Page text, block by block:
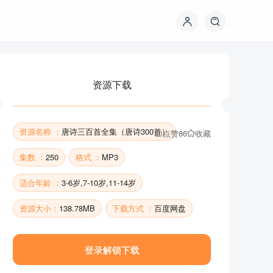
点赞86 收藏
资源下载
资源名称 ： 唐诗三百首全集（唐诗300首）
集数 ： 250 格式 ： MP3
适合年龄 ： 3-6岁,7-10岁,11-14岁
资源大小： 138.78MB 下载方式 ： 百度网盘
登录解锁下载
资源下载
唐诗三百首全集（唐诗300首）